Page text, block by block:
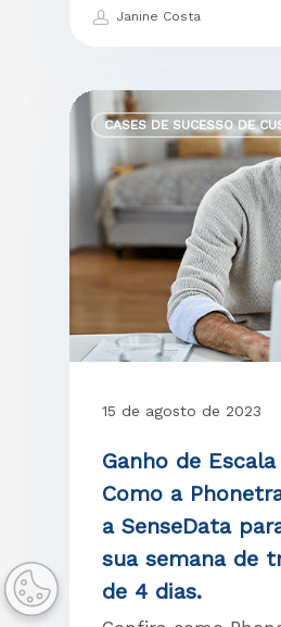
Janine Costa
CASES DE SUCESSO DE
15 de agosto de 2023
Ganho de
Como a
a SenseData
sua semana de
de 4 dias.